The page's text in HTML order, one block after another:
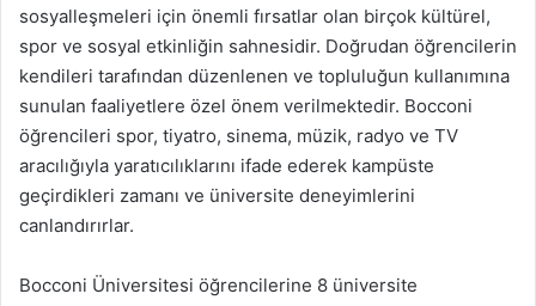
sosyalleşmeleri için önemli fırsatlar olan birçok kültürel,
spor ve sosyal etkinliğin sahnesidir. Doğrudan öğrencilerin
kendileri tarafından düzenlenen ve topluluğun kullanımına
sunulan faaliyetlere özel önem verilmektedir. Bocconi
öğrencileri spor, tiyatro, sinema, müzik, radyo ve TV
aracılığıyla yaratıcılıklarını ifade ederek kampüste
geçirdikleri zamanı ve üniversite deneyimlerini
canlandırırlar.
Bocconi Üniversitesi öğrencilerine 8 üniversite